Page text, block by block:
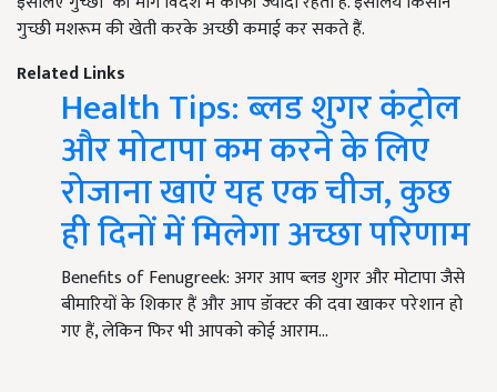
गुच्छी मशरूम की खेती करके अच्छी कमाई कर सकते हैं.
Related Links
Health Tips: ब्लड शुगर कंट्रोल
और मोटापा कम करने के लिए
रोजाना खाएं यह एक चीज, कुछ
ही दिनों में मिलेगा अच्छा परिणाम
Benefits of Fenugreek: अगर आप ब्लड शुगर और मोटापा जैसे
बीमारियों के शिकार हैं और आप डॉक्टर की दवा खाकर परेशान हो
गए हैं, लेकिन फिर भी आपको कोई आराम…